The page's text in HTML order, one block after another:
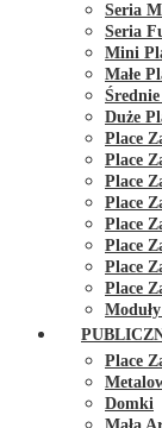
Seria
Seria
Mini
Małe
Duże
Place
Place
Place
Place
Place
Place
Place
Place
Place
Domki